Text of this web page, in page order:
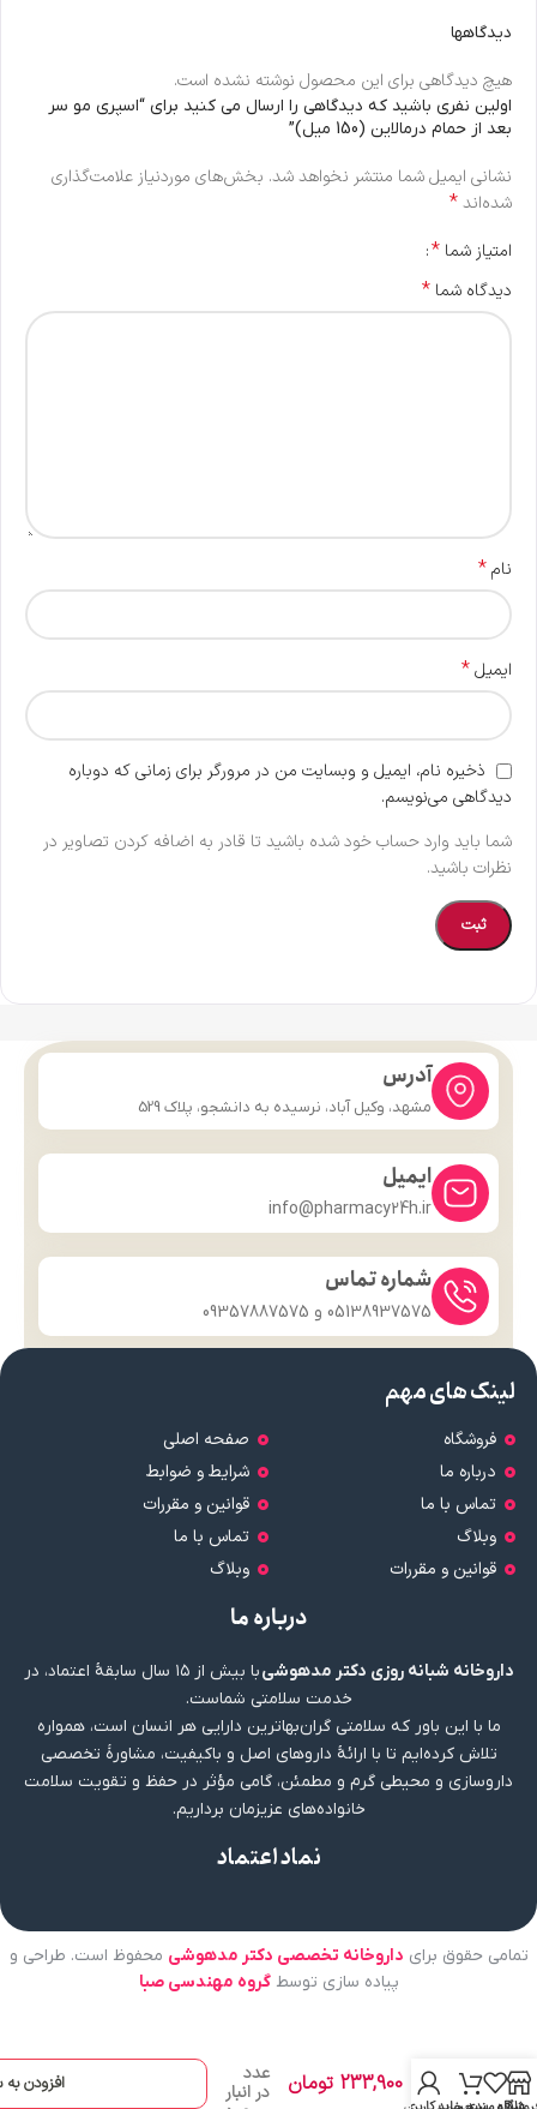
دیدگاهها
هیچ دیدگاهی برای این محصول نوشته نشده است.
اولین نفری باشید که دیدگاهی را ارسال می کنید برای “اسپری مو سر
بعد از حمام درمالاین (150 میل)”
نشانی ایمیل شما منتشر نخواهد شد. بخش‌های موردنیاز علامت‌گذاری
شده‌اند*
امتیاز شما *
دیدگاه شما *
نام*
ایمیل*
ذخیره نام، ایمیل و وبسایت من در مرورگر برای زمانی که دوباره
دیدگاهی می‌نویسم.
شما باید وارد حساب خود شده باشید تا قادر به اضافه کردن تصاویر در
نظرات باشید.
آدرس
مشهد، وکیل آباد، نرسیده به دانشجو، پلاک 529
ایمیل
info@pharmacy24h.ir
شماره تماس
05138937575 و 09357887575
لینک های مهم
فروشگاه
درباره ما
تماس با ما
وبلاگ
قوانین و مقررات
صفحه اصلی
شرایط و ضوابط
قوانین و مقررات
تماس با ما
وبلاگ
درباره ما
داروخانه شبانه روزی دکتر مدهوشی
با بیش از ۱۵ سال سابقهٔ اعتماد، در
خدمت سلامتی شماست.
ما با این باور که سلامتی گران‌بهاترین دارایی هر انسان است، همواره
تلاش کرده‌ایم تا با ارائهٔ داروهای اصل و باکیفیت، مشاورهٔ تخصصی
داروسازی و محیطی گرم و مطمئن، گامی مؤثر در حفظ و تقویت سلامت
خانواده‌های عزیزمان برداریم.
نماد اعتماد
تمامی حقوق برای داروخانه تخصصی دکتر مدهوشی محفوظ است. طراحی و
پیاده سازی توسطگروه مهندسی صبا
حمام
233,900 تومان عدد
در انبار افزودن